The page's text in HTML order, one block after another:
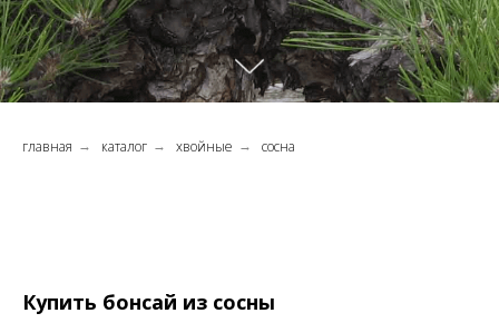
главная → каталог → хвойные → сосна
Купить бонсай из сосны